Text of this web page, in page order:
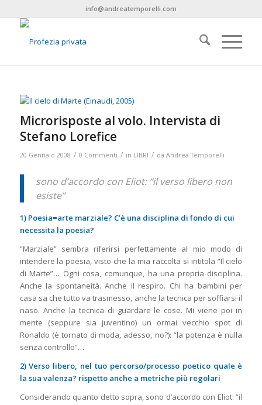
info@andreatemporelli.com
Microrisposte al volo. Intervista di
Stefano Lorefice
20 Gennaio 2008 / 0 Commenti / in LIBRI / da Andrea Temporelli
sono d’accordo con Eliot: “il verso libero non
esiste”
1) Poesia=arte marziale? C’è una disciplina di fondo di cui
necessita la poesia?
“Marziale” sembra riferirsi perfettamente al mio modo di
intendere la poesia, visto che la mia raccolta si intitola “Il cielo
di Marte”… Ogni cosa, comunque, ha una propria disciplina.
Anche la spontaneità. Anche il respiro. Chi ha bambini per
casa sa che tutto va trasmesso, anche la tecnica per soffiarsi il
naso. Anche la tecnica di guardare le cose. Mi viene poi in
mente (seppure sia juventino) un ormai vecchio spot di
Ronaldo (è tornato di moda, adesso, no?): “la potenza è nulla
senza controllo”…
2) Verso libero, nel tuo percorso/processo poetico quale è
la sua valenza? rispetto anche a metriche più regolari
Considerando quanto detto sopra, sono d’accordo con Eliot: “il